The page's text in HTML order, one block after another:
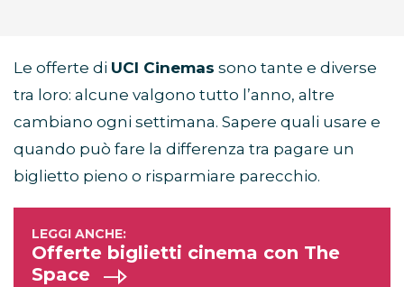
Le offerte di UCI Cinemas sono tante e diverse
tra loro: alcune valgono tutto l’anno, altre
cambiano ogni settimana. Sapere quali usare e
quando può fare la differenza tra pagare un
biglietto pieno o risparmiare parecchio.
Offerte biglietti cinema con The
Space